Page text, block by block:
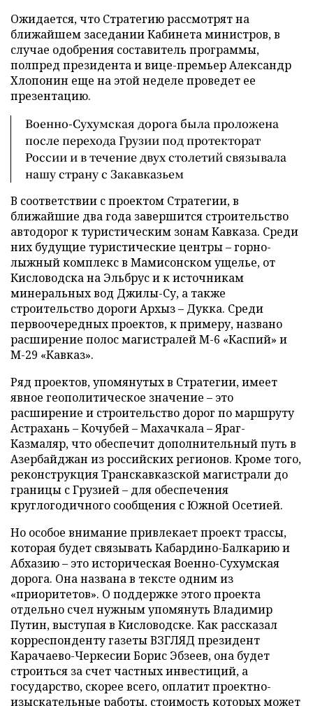
Ожидается, что Стратегию рассмотрят на
ближайшем заседании Кабинета министров, в
случае одобрения составитель программы,
полпред президента и вице-премьер Александр
Хлопонин еще на этой неделе проведет ее
презентацию.
Военно-Сухумская дорога была проложена
после перехода Грузии под протекторат
России и в течение двух столетий связывала
нашу страну с Закавказьем
В соответствии с проектом Стратегии, в
ближайшие два года завершится строительство
автодорог к туристическим зонам Кавказа. Среди
них будущие туристические центры – горно-
лыжный комплекс в Мамисонском ущелье, от
Кисловодска на Эльбрус и к источникам
минеральных вод Джилы-Су, а также
строительство дороги Архыз– Дукка. Среди
первоочередных проектов, к примеру, названо
расширение полос магистралей М-6 «Каспий» и
М-29 «Кавказ».
Ряд проектов, упомянутых в Стратегии, имеет
явное геополитическое значение – это
расширение и строительство дорог по маршруту
Астрахань –Кочубей – Махачкала–Яраг-
Казмаляр, что обеспечит дополнительный путь в
Азербайджан из российских регионов. Кроме того,
реконструкция Транскавказской магистрали до
границы с Грузией– для обеспечения
круглогодичного сообщения с Южной Осетией.
Но особое внимание привлекает проект трассы,
которая будет связывать Кабардино-Балкарию и
Абхазию – это историческая Военно-Сухумская
дорога. Она названа в тексте одним из
«приоритетов». О поддержке этого проекта
отдельно счел нужным упомянуть Владимир
Путин, выступая в Кисловодске. Как рассказал
корреспонденту газеты ВЗГЛЯД президент
Карачаево-Черкесии Борис Эбзеев, она будет
строиться за счет частных инвестиций, а
государство, скорее всего, оплатит проектно-
изыскательные работы, стоимость которых может